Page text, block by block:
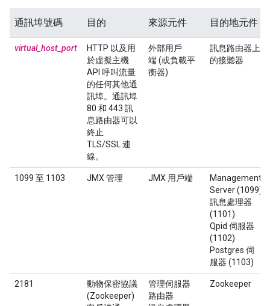
通訊埠號碼 目的 來源元件 目的地元件
virtual_host_port
HTTP 以及用
於虛擬主機
API 呼叫流量
的任何其他通
訊埠。通訊埠
80 和 443 訊
息路由器可以
終止
TLS/SSL 連
線。
外部用戶
端 (或負載平
衡器)
訊息路由器上
的接聽器
1099 至 1103 JMX 管理 JMX 用戶端
Management
Server (1099)
訊息處理器
(1101)
Qpid 伺服器
(1102)
Postgres 伺
服器 (1103)
2181
動物保密協議
(Zookeeper)
管理伺服器
路由器
Zookeeper